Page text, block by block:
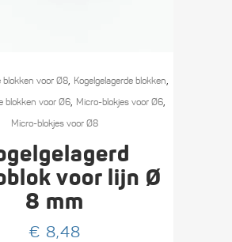
blokken voor Ø8, Kogel­gelagerde blokken,
blokken voor Ø6, Micro-blokjes voor Ø6,
Micro-blokjes voor Ø8
voor lijn Ø
8 mm
€ 8,48